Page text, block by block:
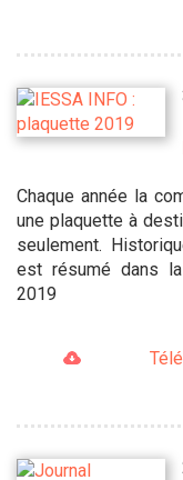
Chaque année la
une plaquette à
seulement.
est résumé dans
2019